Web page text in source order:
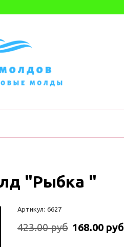
"Рыбка "
Артикул: 6627
423.00 руб 168.00 руб